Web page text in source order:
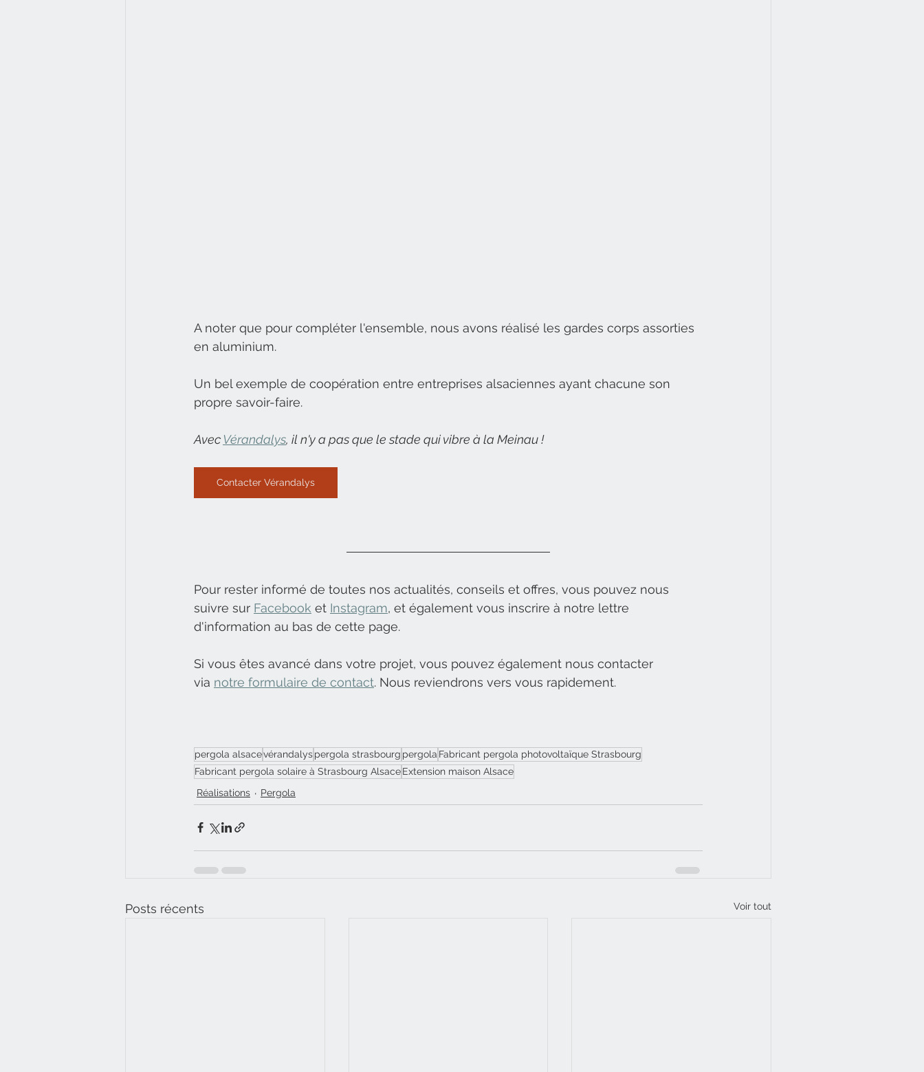
A noter que pour compléter l'ensemble, nous avons réalisé les gardes corps assorties
en aluminium.
Un bel exemple de coopération entre entreprises alsaciennes ayant chacune son
propre savoir-faire.
Avec Vérandalys, il n'y a pas que le stade qui vibre à la Meinau !
Contacter Vérandalys
Pour rester informé de toutes nos actualités, conseils et offres, vous pouvez nous
suivre sur Facebook et Instagram, et également vous inscrire à notre lettre
d'information au bas de cette page.
Si vous êtes avancé dans votre projet, vous pouvez également nous contacter
via notre formulaire de contact. Nous reviendrons vers vous rapidement.
pergola alsacevérandalyspergola strasbourg pergola Fabricant pergola photovoltaïque Strasbourg
Fabricant pergola solaire à Strasbourg AlsaceExtension maison Alsace
Réalisations
Pergola
Posts récents Voir tout